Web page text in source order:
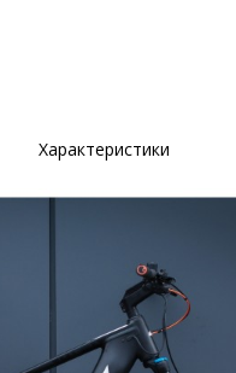
Характеристики